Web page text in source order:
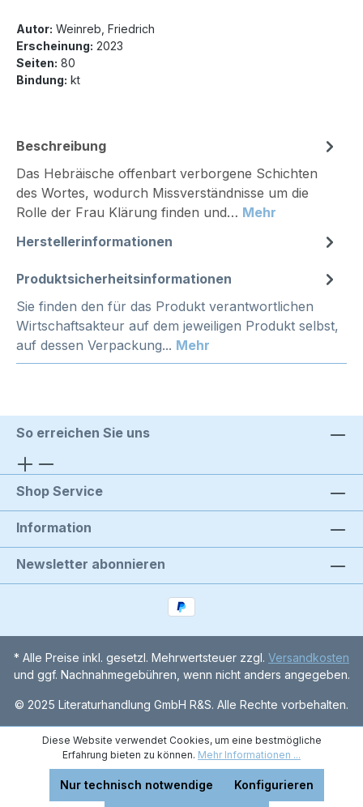
Autor: Weinreb, Friedrich
Erscheinung: 2023
Seiten: 80
Bindung: kt
Beschreibung
Das Hebräische offenbart verborgene Schichten
des Wortes, wodurch Missverständnisse um die
Rolle der Frau Klärung finden und… Mehr
Herstellerinformationen
Produktsicherheitsinformationen
Sie finden den für das Produkt verantwortlichen
Wirtschaftsakteur auf dem jeweiligen Produkt selbst,
auf dessen Verpackung... Mehr
So erreichen Sie uns
Shop Service
Information
Newsletter abonnieren
* Alle Preise inkl. gesetzl. Mehrwertsteuer zzgl. Versandkosten
und ggf. Nachnahmegebühren, wenn nicht anders angegeben.
© 2025 Literaturhandlung GmbH R&S. Alle Rechte vorbehalten.
Diese Website verwendet Cookies, um eine bestmögliche
Erfahrung bieten zu können. Mehr Informationen ...
Nur technisch notwendige Konfigurieren